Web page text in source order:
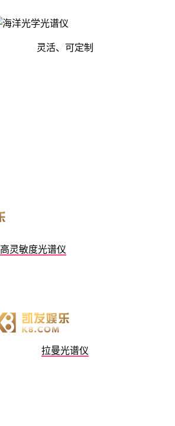
灵活、可定制
高灵敏度光谱仪
拉曼光谱仪